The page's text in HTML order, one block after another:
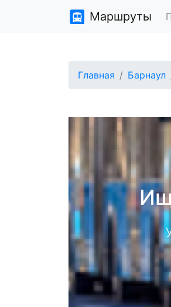
Маршруты
Главная Барнаул